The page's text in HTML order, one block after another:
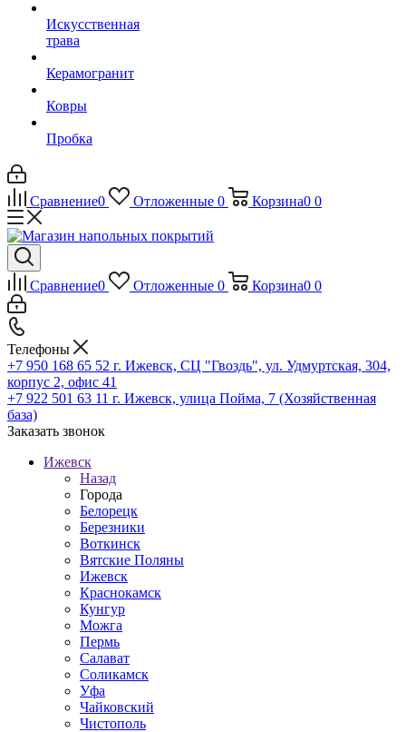
Искусственная
трава
Керамогранит
Ковры
Пробка
Сравнение0 Отложенные 0 Корзина0 0
Сравнение0 Отложенные 0 Корзина0 0
Телефоны
+7 950 168 65 52 г. Ижевск, СЦ "Гвоздь", ул. Удмуртская, 304,
корпус 2, офис 41
+7 922 501 63 11 г. Ижевск, улица Пойма, 7 (Хозяйственная
база)
Заказать звонок
Ижевск
Назад
Города
Белорецк
Березники
Воткинск
Вятские Поляны
Ижевск
Краснокамск
Кунгур
Можга
Пермь
Салават
Соликамск
Уфа
Чайковский
Чистополь